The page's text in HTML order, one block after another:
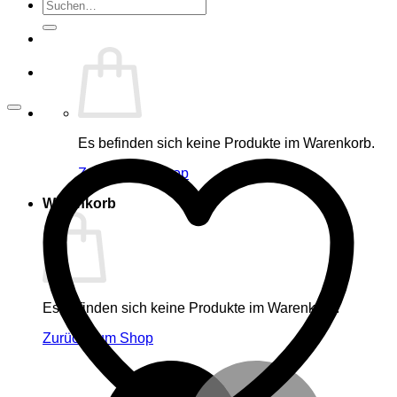
Suche
nach:
Es befinden sich keine Produkte im Warenkorb.
Zurück zum Shop
Warenkorb
Es befinden sich keine Produkte im Warenkorb.
Zurück zum Shop